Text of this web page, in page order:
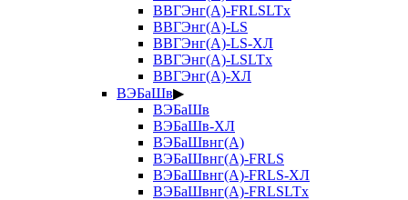
ВВГЭнг(А)-FRLSLTx
ВВГЭнг(А)-LS
ВВГЭнг(А)-LS-ХЛ
ВВГЭнг(А)-LSLTx
ВВГЭнг(А)-ХЛ
ВЭБаШв▶
ВЭБаШв
ВЭБаШв-ХЛ
ВЭБаШвнг(А)
ВЭБаШвнг(А)-FRLS
ВЭБаШвнг(А)-FRLS-ХЛ
ВЭБаШвнг(А)-FRLSLTx